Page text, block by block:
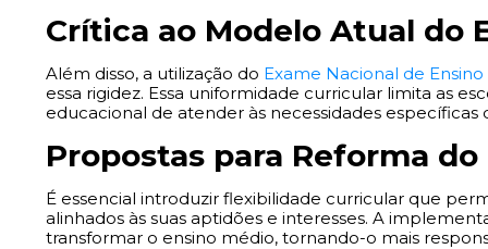
Crítica ao Modelo Atual do
Além disso, a utilização do Exame Nacional de
essa rigidez. Essa uniformidade curricular limita as
educacional de atender às necessidades
Propostas para Reforma
É essencial introduzir flexibilidade curricular que
alinhados às suas aptidões e interesses. A
transformar o ensino médio, tornando-o mais